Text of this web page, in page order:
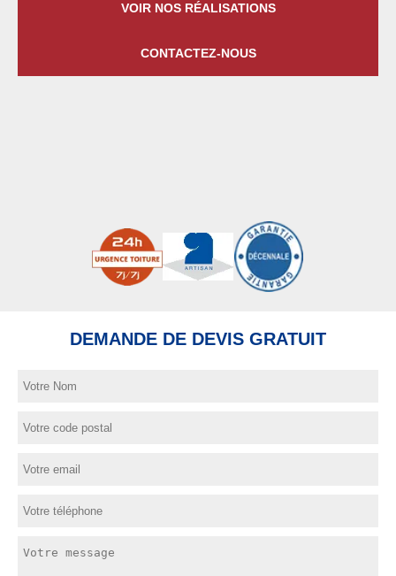
VOIR NOS RÉALISATIONS
CONTACTEZ-NOUS
DEMANDE DE DEVIS GRATUIT